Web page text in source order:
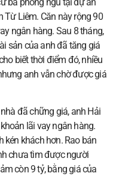
Liêm. Căn này rộng 90
ngân hàng. Sau 8 tháng,
sản của anh đã tăng giá
biết thời điểm đó, nhiều
anh vẫn chờ được giá
đã chững giá, anh Hải
lãi vay ngân hàng.
kén khách hơn. Rao bán
chưa tìm được người
còn 9 tỷ, bằng giá của